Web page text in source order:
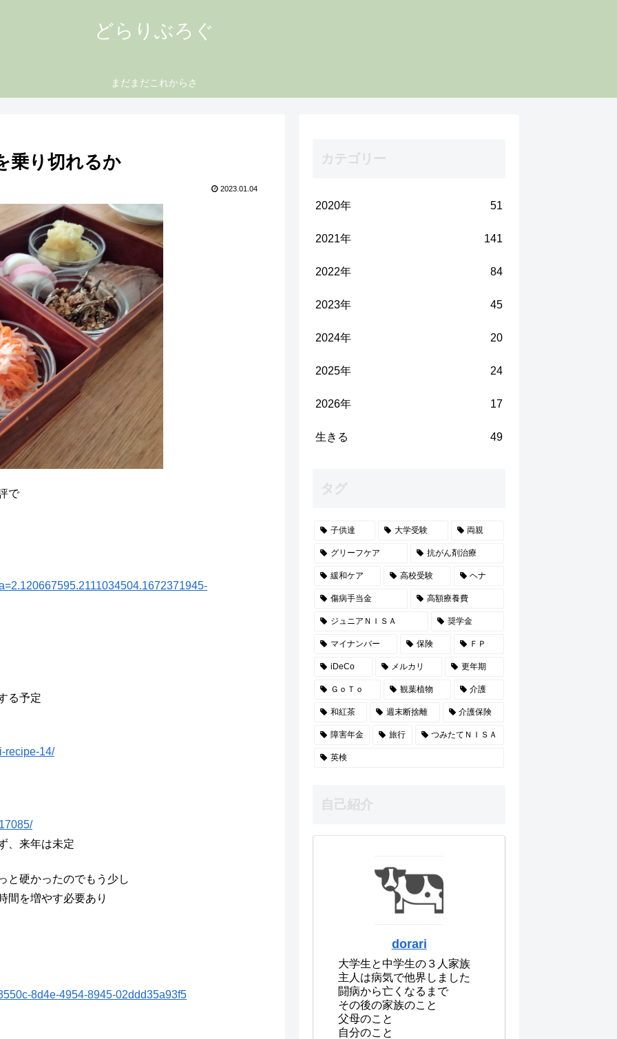
どらりぶろぐ
まだまだこれからさ
乗り切れるか
2023.01.04
で
る予定
recipe-14/
、来年は未定
と硬かったのでもう少し
を増やす必要あり
8d4e-4954-8945-02ddd35a93f5
カテゴリー
2020年 51
2021年 141
2022年 84
2023年 45
2024年 20
2025年 24
2026年 17
生きる 49
タグ
子供達 大学受験 両親
グリーフケア 抗がん剤治療
緩和ケア 高校受験 ヘナ
傷病手当金 高額療養費
ジュニアＮＩＳＡ 奨学金
マイナンバー 保険 ＦＰ
iDeCo メルカリ 更年期
ＧｏＴｏ 観葉植物 介護
和紅茶 週末断捨離 介護保険
障害年金 旅行 つみたてＮＩＳＡ
英検
自己紹介
dorari
大学生と中学生の３人家族
主人は病気で他界しました
闘病から亡くなるまで
その後の家族のこと
父母のこと
自分のこと